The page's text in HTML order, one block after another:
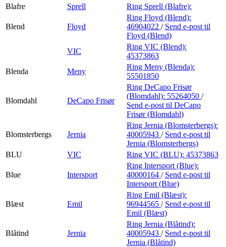
Blafre
Sprell Ring Sprell (Blafre):
Blend Floyd
Ring Floyd (Blend):
46904022 / Send e-post til
Floyd (Blend)
VIC
Ring VIC (Blend):
45373863
Blenda
Meny
Ring Meny (Blenda):
55501850
Blomdahl DeCapo Frisør
Ring DeCapo Frisør
(Blomdahl): 55264050 /
Send e-post til DeCapo
Frisør (Blomdahl)
Blomsterbergs Jernia
Ring Jernia (Blomsterbergs):
40005943 / Send e-post til
Jernia (Blomsterbergs)
BLU
VIC Ring VIC (BLU): 45373863
Blue Intersport
Ring Intersport (Blue):
40000164 / Send e-post til
Intersport (Blue)
Blæst Emil
Ring Emil (Blæst):
96944565 / Send e-post til
Emil (Blæst)
Blåtind Jernia
Ring Jernia (Blåtind):
40005943 / Send e-post til
Jernia (Blåtind)